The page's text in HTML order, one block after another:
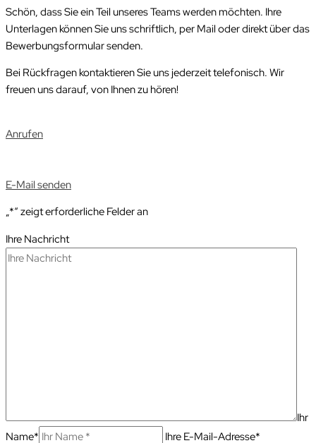
Schön, dass Sie ein Teil unseres Teams werden möchten. Ihre
Unterlagen können Sie uns schriftlich, per Mail oder direkt über das
Bewerbungsformular senden.
Bei Rückfragen kontaktieren Sie uns jederzeit telefonisch. Wir
freuen uns darauf, von Ihnen zu hören!
Anrufen
E-Mail senden
„*“ zeigt erforderliche Felder an
Ihre Nachricht
Ihr
Name*
Ihre E-Mail-Adresse*